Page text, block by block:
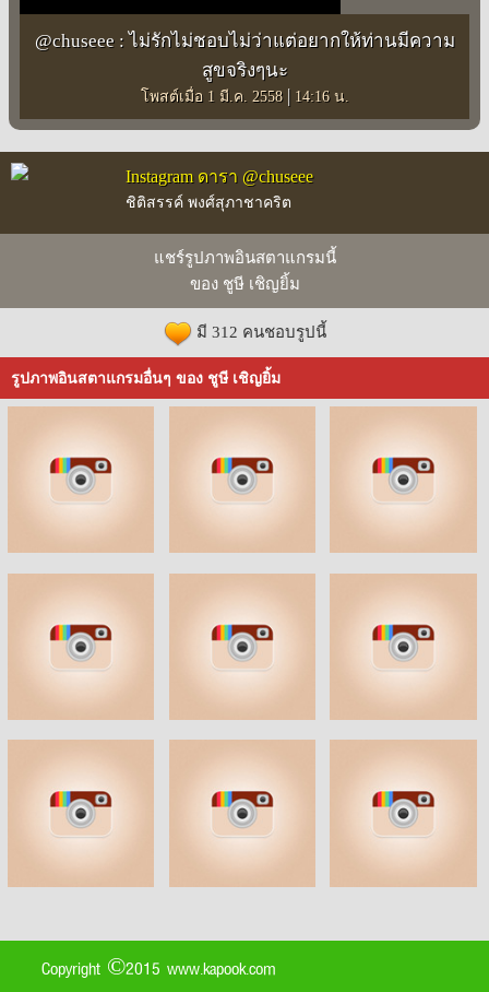
@chuseee : ไม่รักไม่ชอบไม่ว่าแต่อยากให้ท่านมีความ
สูขจริงๆนะ
โพสต์เมื่อ 1 มี.ค. 2558 | 14:16 น.
Instagram ดารา @chuseee
ชิติสรรค์ พงศ์สุภาชาคริต
แชร์รูปภาพอินสตาแกรมนี้
ของ ชูษี เชิญยิ้ม
มี 312 คนชอบรูปนี้
รูปภาพอินสตาแกรมอื่นๆ ของ ชูษี เชิญยิ้ม
Copyright ©2015 www.kapook.com